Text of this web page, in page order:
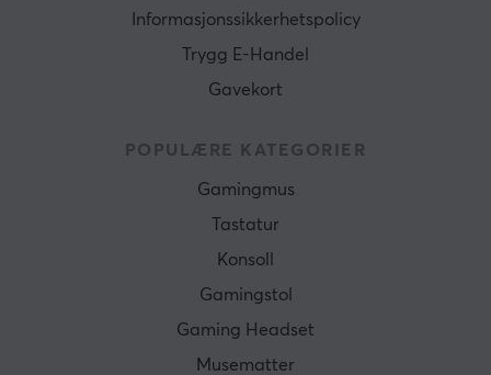
Informasjonssikkerhetspolicy
Trygg E-Handel
Gavekort
POPULÆRE KATEGORIER
Gamingmus
Tastatur
Konsoll
Gamingstol
Gaming Headset
Musematter